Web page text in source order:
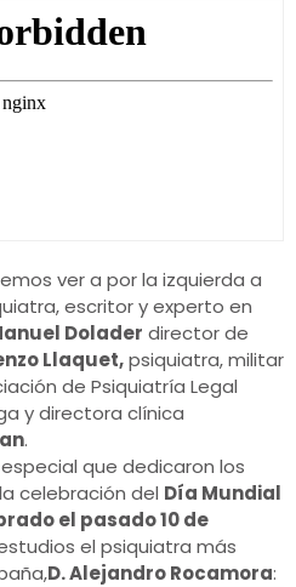
ver a por la izquierda a
escritor y experto en
Dolader director de
Llaquet,psiquiatra, militar
de Psiquiatría Legal
y directora clínica
.
que dedicaron los
celebración del Día Mundial
el pasado 10 de
el psiquiatra más
D. Alejandro Rocamora: